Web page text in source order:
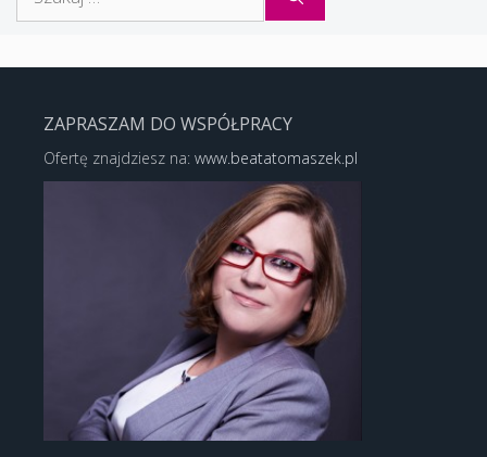
ZAPRASZAM DO WSPÓŁPRACY
Ofertę znajdziesz na: www.beatatomaszek.pl